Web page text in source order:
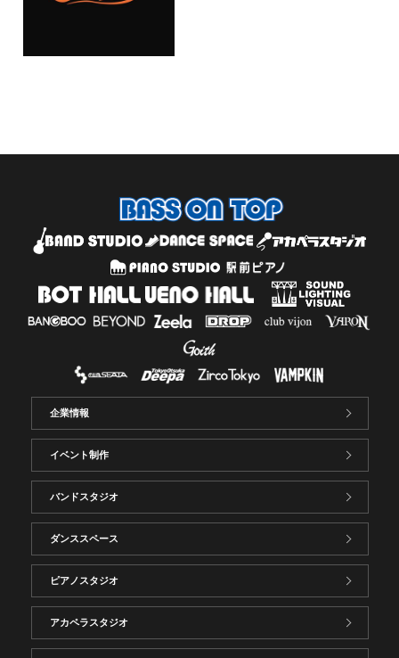
企業情報
イベント制作
バンドスタジオ
ダンススペース
ピアノスタジオ
アカペラスタジオ